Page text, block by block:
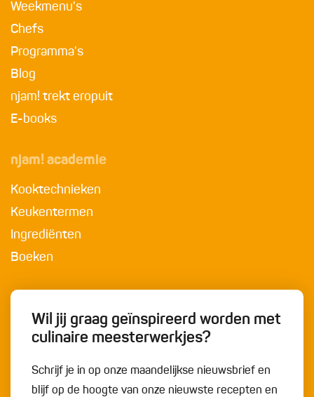
Weekmenu's
Chefs
Programma's
Blog
njam! trekt eropuit
E-books
njam! academie
Kooktechnieken
Keukentermen
Ingrediënten
Boeken
Wil jij graag geïnspireerd worden met
culinaire meesterwerkjes?
Schrijf je in op onze maandelijkse nieuwsbrief en
blijf op de hoogte van onze nieuwste recepten en